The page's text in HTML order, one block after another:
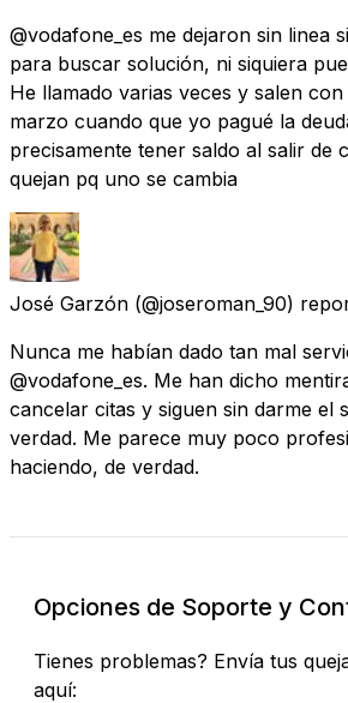
@vodafone_es me dejaron sin linea
para buscar solución, ni siquiera
He llamado varias veces y salen
marzo cuando que yo pagué la
precisamente tener saldo al salir de
quejan pq uno se cambia
José Garzón (@joseroman_90)
Nunca me habían dado tan mal
@vodafone_es. Me han dicho
cancelar citas y siguen sin darme el
verdad. Me parece muy poco
haciendo, de verdad.
Opciones de Soporte y
Tienes problemas? Envía tus
aquí: